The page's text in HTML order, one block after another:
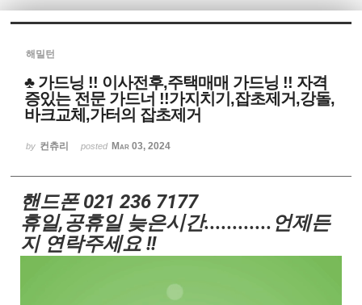
해밀턴
♣ 가드닝 !! 이사전후,주택매매 가드닝 !! 자격
증있는 전문 가드너 !!가지치기,잡초제거,강돌,
바크교체,가터의 잡초제거
by 컨츄리 posted Mar 03, 2024
핸드폰 021 236 7177
휴일,공휴일 늦은시간............언제든
지 연락주세요 !!
Sketchbook5, 스케치북5
Sketchbook5, 스케치북5